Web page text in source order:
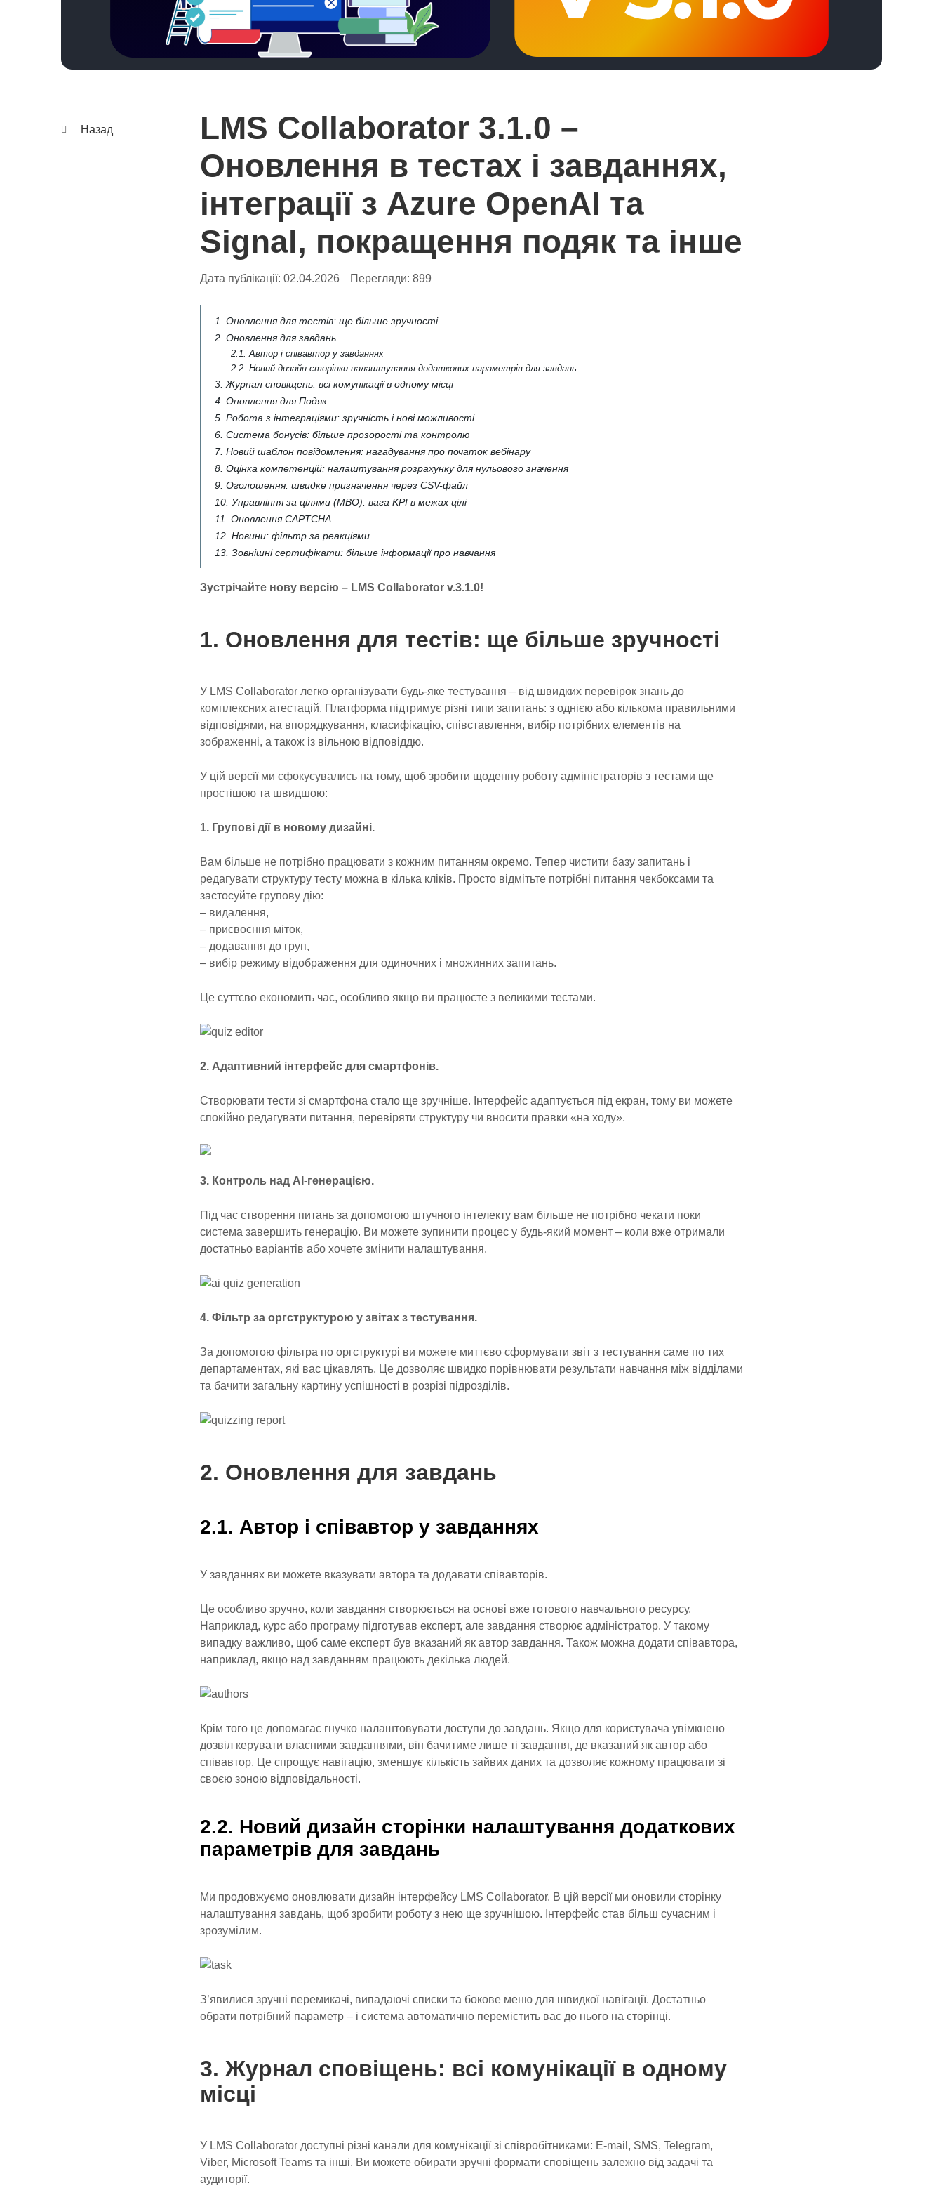
Назад
LMS Collaborator 3.1.0 –
Оновлення в тестах і завданнях,
інтеграції з Azure OpenAI та
Signal, покращення подяк та інше
Дата публікації: 02.04.2026 Перегляди: 899
1. Оновлення для тестів: ще більше зручності
2. Оновлення для завдань
2.1. Автор і співавтор у завданнях
2.2. Новий дизайн сторінки налаштування додаткових параметрів для завдань
3. Журнал сповіщень: всі комунікації в одному місці
4. Оновлення для Подяк
5. Робота з інтеграціями: зручність і нові можливості
6. Система бонусів: більше прозорості та контролю
7. Новий шаблон повідомлення: нагадування про початок вебінару
8. Оцінка компетенцій: налаштування розрахунку для нульового значення
9. Оголошення: швидке призначення через CSV-файл
10. Управління за цілями (MBO): вага KPI в межах цілі
11. Оновлення CAPTCHA
12. Новини: фільтр за реакціями
13. Зовнішні сертифікати: більше інформації про навчання
Зустрічайте нову версію – LMS Collaborator v.3.1.0!
1. Оновлення для тестів: ще більше зручності
У LMS Collaborator легко організувати будь-яке тестування – від швидких перевірок знань до
комплексних атестацій. Платформа підтримує різні типи запитань: з однією або кількома правильними
відповідями, на впорядкування, класифікацію, співставлення, вибір потрібних елементів на
зображенні, а також із вільною відповіддю.
У цій версії ми сфокусувались на тому, щоб зробити щоденну роботу адміністраторів з тестами ще
простішою та швидшою:
1. Групові дії в новому дизайні.
Вам більше не потрібно працювати з кожним питанням окремо. Тепер чистити базу запитань і
редагувати структуру тесту можна в кілька кліків. Просто відмітьте потрібні питання чекбоксами та
застосуйте групову дію:
– видалення,
– присвоєння міток,
– додавання до груп,
– вибір режиму відображення для одиночних і множинних запитань.
Це суттєво економить час, особливо якщо ви працюєте з великими тестами.
2. Адаптивний інтерфейс для смартфонів.
Створювати тести зі смартфона стало ще зручніше. Інтерфейс адаптується під екран, тому ви можете
спокійно редагувати питання, перевіряти структуру чи вносити правки «на ходу».
3. Контроль над AI-генерацією.
Під час створення питань за допомогою штучного інтелекту вам більше не потрібно чекати поки
система завершить генерацію. Ви можете зупинити процес у будь-який момент – коли вже отримали
достатньо варіантів або хочете змінити налаштування.
4. Фільтр за оргструктурою у звітах з тестування.
За допомогою фільтра по оргструктурі ви можете миттєво сформувати звіт з тестування саме по тих
департаментах, які вас цікавлять. Це дозволяє швидко порівнювати результати навчання між відділами
та бачити загальну картину успішності в розрізі підрозділів.
2. Оновлення для завдань
2.1. Автор і співавтор у завданнях
У завданнях ви можете вказувати автора та додавати співавторів.
Це особливо зручно, коли завдання створюється на основі вже готового навчального ресурсу.
Наприклад, курс або програму підготував експерт, але завдання створює адміністратор. У такому
випадку важливо, щоб саме експерт був вказаний як автор завдання. Також можна додати співавтора,
наприклад, якщо над завданням працюють декілька людей.
Крім того це допомагає гнучко налаштовувати доступи до завдань. Якщо для користувача увімкнено
дозвіл керувати власними завданнями, він бачитиме лише ті завдання, де вказаний як автор або
співавтор. Це спрощує навігацію, зменшує кількість зайвих даних та дозволяє кожному працювати зі
своєю зоною відповідальності.
2.2. Новий дизайн сторінки налаштування додаткових
параметрів для завдань
Ми продовжуємо оновлювати дизайн інтерфейсу LMS Collaborator. В цій версії ми оновили сторінку
налаштування завдань, щоб зробити роботу з нею ще зручнішою. Інтерфейс став більш сучасним і
зрозумілим.
З’явилися зручні перемикачі, випадаючі списки та бокове меню для швидкої навігації. Достатньо
обрати потрібний параметр – і система автоматично перемістить вас до нього на сторінці.
3. Журнал сповіщень: всі комунікації в одному
місці
У LMS Collaborator доступні різні канали для комунікації зі співробітниками: E-mail, SMS, Telegram,
Viber, Microsoft Teams та інші. Ви можете обирати зручні формати сповіщень залежно від задачі та
аудиторії.